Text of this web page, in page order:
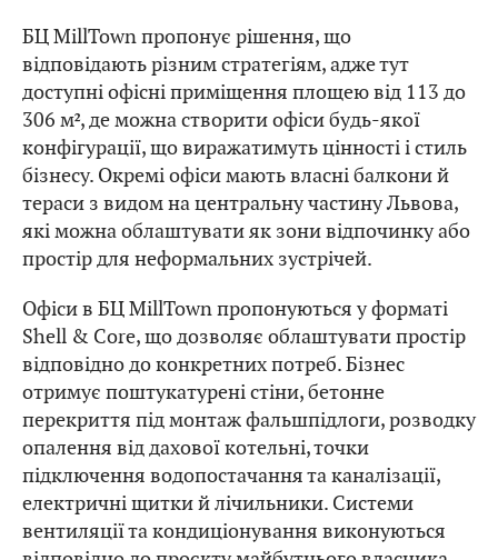
БЦ MillTown пропонує рішення, що
відповідають різним стратегіям, адже тут
доступні офісні приміщення площею від 113 до
306 м², де можна створити офіси будь-якої
конфігурації, що виражатимуть цінності і стиль
бізнесу. Окремі офіси мають власні балкони й
тераси з видом на центральну частину Львова,
які можна облаштувати як зони відпочинку або
простір для неформальних зустрічей.
Офіси в БЦ MillTown пропонуються у форматі
Shell & Core, що дозволяє облаштувати простір
відповідно до конкретних потреб. Бізнес
отримує поштукатурені стіни, бетонне
перекриття під монтаж фальшпідлоги, розводку
опалення від дахової котельні, точки
підключення водопостачання та каналізації,
електричні щитки й лічильники. Системи
вентиляції та кондиціонування виконуються